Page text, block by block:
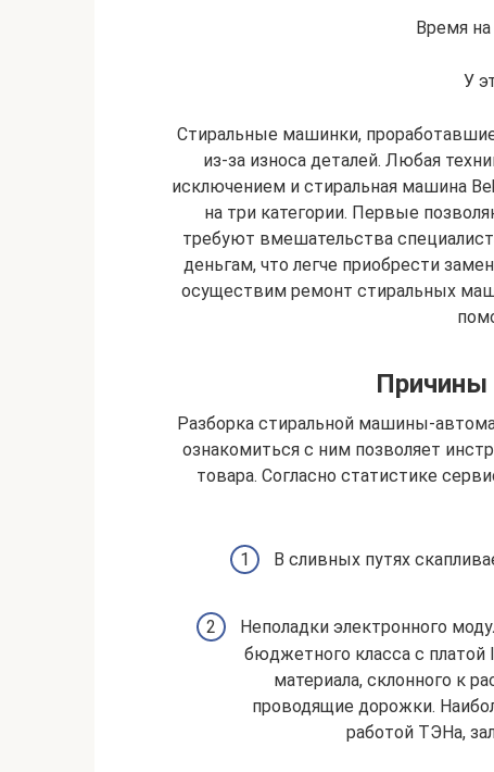
Время на
У
Стиральные машинки,
из-за износа деталей. Любая
исключением и стиральная машина
на три категории. Первые
требуют вмешательства
деньгам, что легче приобрести
осуществим ремонт стиральных
Причины
Разборка стиральной машины-
ознакомиться с ним позволяет
товара. Согласно статистике
В сливных путях
Неполадки электронного
бюджетного класса с платой
материала, склонного к
проводящие дорожки.
работой ТЭНа,